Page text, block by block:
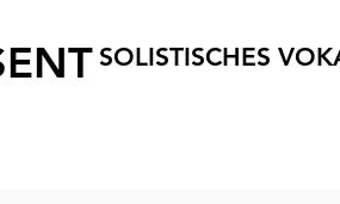
SOLISTISCHES